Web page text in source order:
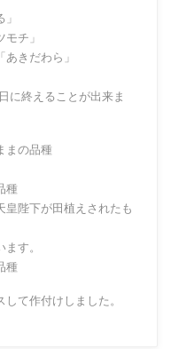
チ」
きだわら」
に終えることが出来ま
まの品種
種
皇陛下が田植えされたも
す。
種
て作付けしました。